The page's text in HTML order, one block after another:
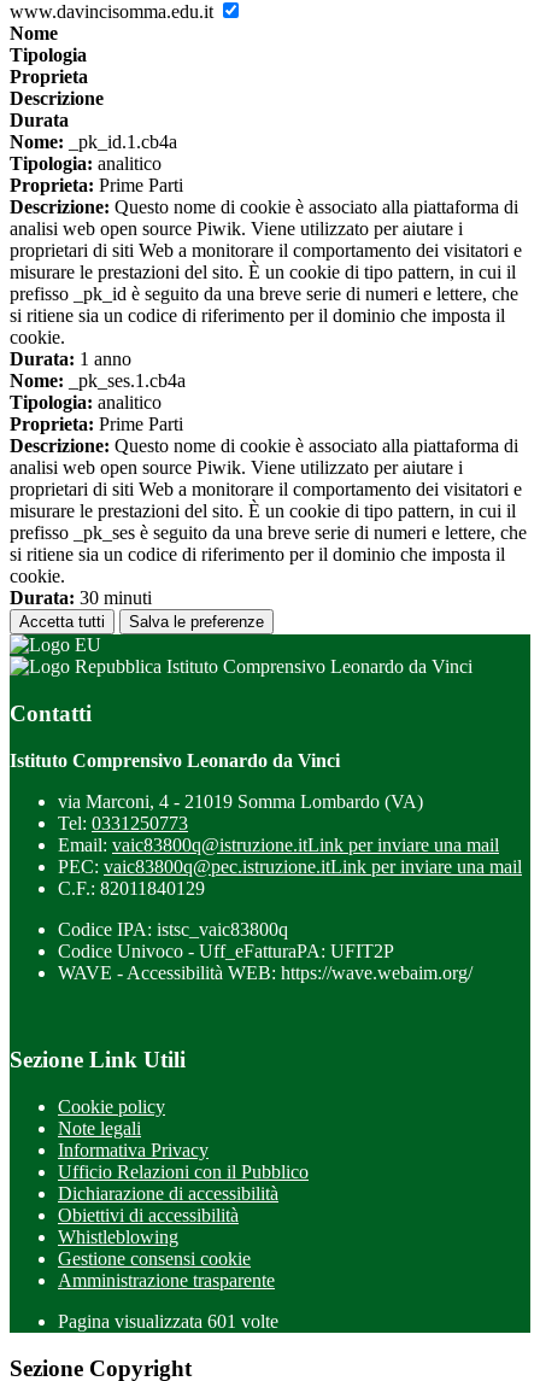
www.davincisomma.edu.it
Nome
Tipologia
Proprieta
Descrizione
Durata
Nome: _pk_id.1.cb4a
Tipologia: analitico
Proprieta: Prime Parti
Descrizione: Questo nome di cookie è associato alla piattaforma di
analisi web open source Piwik. Viene utilizzato per aiutare i
proprietari di siti Web a monitorare il comportamento dei visitatori e
misurare le prestazioni del sito. È un cookie di tipo pattern, in cui il
prefisso _pk_id è seguito da una breve serie di numeri e lettere, che
si ritiene sia un codice di riferimento per il dominio che imposta il
cookie.
Durata: 1 anno
Nome: _pk_ses.1.cb4a
Tipologia: analitico
Proprieta: Prime Parti
Descrizione: Questo nome di cookie è associato alla piattaforma di
analisi web open source Piwik. Viene utilizzato per aiutare i
proprietari di siti Web a monitorare il comportamento dei visitatori e
misurare le prestazioni del sito. È un cookie di tipo pattern, in cui il
prefisso _pk_ses è seguito da una breve serie di numeri e lettere, che
si ritiene sia un codice di riferimento per il dominio che imposta il
cookie.
Durata: 30 minuti
Accetta tutti Salva le preferenze
Istituto Comprensivo Leonardo da Vinci
Contatti
Istituto Comprensivo Leonardo da Vinci
via Marconi, 4 - 21019 Somma Lombardo (VA)
Tel: 0331250773
Email: vaic83800q@istruzione.itLink per inviare una mail
PEC: vaic83800q@pec.istruzione.itLink per inviare una mail
C.F.: 82011840129
Codice IPA: istsc_vaic83800q
Codice Univoco - Uff_eFatturaPA: UFIT2P
WAVE - Accessibilità WEB: https://wave.webaim.org/
Sezione Link Utili
Cookie policy
Note legali
Informativa Privacy
Ufficio Relazioni con il Pubblico
Dichiarazione di accessibilità
Obiettivi di accessibilità
Whistleblowing
Gestione consensi cookie
Amministrazione trasparente
Pagina visualizzata 601 volte
Sezione Copyright